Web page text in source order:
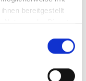
bereitgestellt